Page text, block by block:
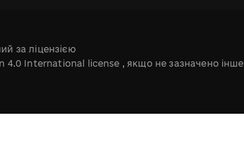
за ліцензією
4.0 International license , якщо не зазначено інше